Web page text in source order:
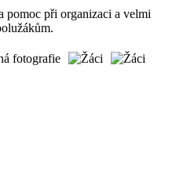
při organizaci a velmi